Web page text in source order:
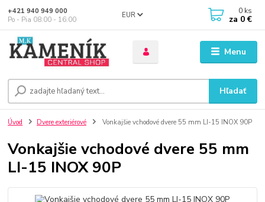
Menu
EUR
Hľadať
+421 940 949 000
Po - Pia 08:00 - 16:00
0 ks
za 0 €
Úvod Dvere exteriérové Vonkajšie vchodové dvere 55 mm LI-15 INOX 90P
Vonkajšie vchodové dvere 55 mm
LI-15 INOX 90P